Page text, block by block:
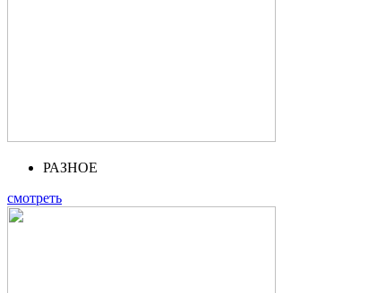
РАЗНОЕ
смотреть